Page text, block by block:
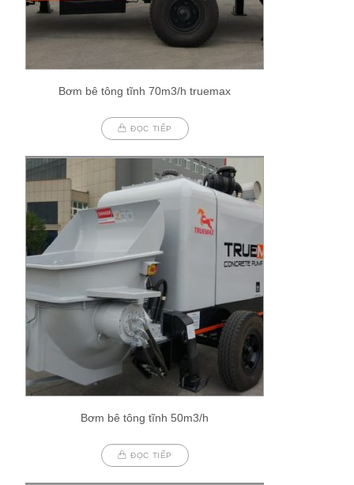
Bơm bê tông tĩnh 70m3/h truemax
ĐỌC TIẾP
Bơm bê tông tĩnh 50m3/h
ĐỌC TIẾP